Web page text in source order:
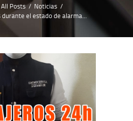
All Posts
Noticias
el estado de alarma...